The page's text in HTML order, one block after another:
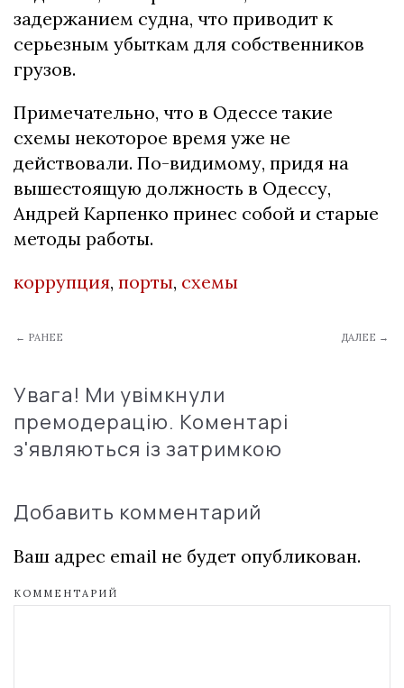
задержанием судна, что приводит к
серьезным убыткам для собственников
грузов.
Примечательно, что в Одессе такие
схемы некоторое время уже не
действовали. По-видимому, придя на
вышестоящую должность в Одессу,
Андрей Карпенко принес собой и старые
методы работы.
коррупция, порты, схемы
← РАНЕЕ ДАЛЕЕ →
Увага! Ми увімкнули
премодерацію. Коментарі
з'являються із затримкою
Добавить комментарий
Ваш адрес email не будет опубликован.
КОММЕНТАРИЙ